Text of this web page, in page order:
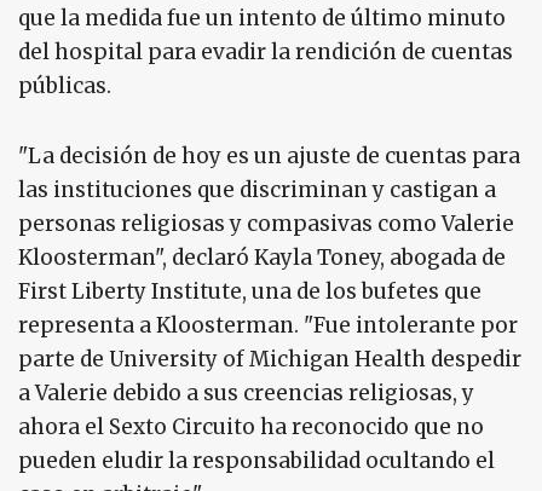
que la medida fue un intento de último minuto
del hospital para evadir la rendición de cuentas
públicas.
"La decisión de hoy es un ajuste de cuentas para
las instituciones que discriminan y castigan a
personas religiosas y compasivas como Valerie
Kloosterman", declaró Kayla Toney, abogada de
First Liberty Institute, una de los bufetes que
representa a Kloosterman. "Fue intolerante por
parte de University of Michigan Health despedir
a Valerie debido a sus creencias religiosas, y
ahora el Sexto Circuito ha reconocido que no
pueden eludir la responsabilidad ocultando el